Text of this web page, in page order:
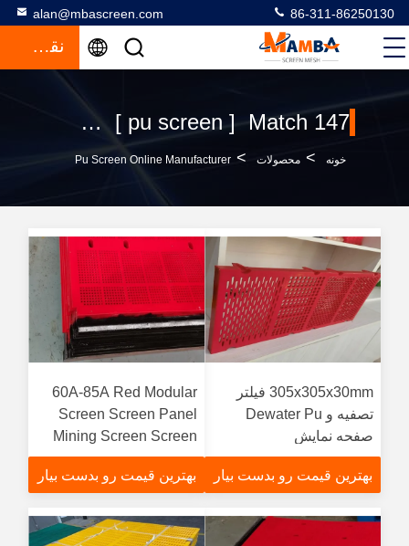
alan@mbascreen.com 86-311-86250130
نقل قول
Keywords [ pu screen ] Match 147 محصولات
خونه > محصولات >
Pu Screen Online Manufacturer
305x305x30mm فیلتر
تصفیه و Dewater Pu
صفحه نمایش
بهترین قیمت رو بدست بیار
60A-85A Red Modular
Screen Screen Panel
Mining Screen Screen
305*305*30MM
بهترین قیمت رو بدست بیار